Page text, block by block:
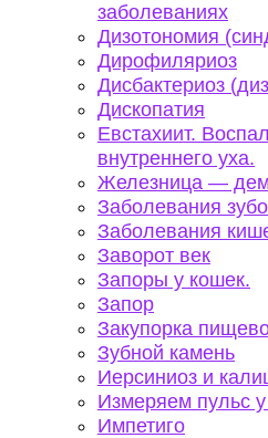
заболеваниях
Дизотономия
Дирофиляриоз
Дисбактериоз
Дископатия
Евстахиит.
внутреннего уха.
Железница —
Заболевания
Заболевания
Заворот век
Запоры у кошек.
Запор
Закупорка
Зубной камень
Иерсиниоз и
Измеряем пульс
Импетиго